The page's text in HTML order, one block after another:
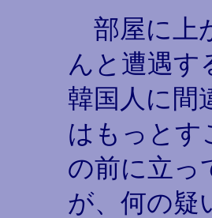
部屋に上
んと遭遇す
韓国人に間
はもっとす
の前に立っ
が、何の疑